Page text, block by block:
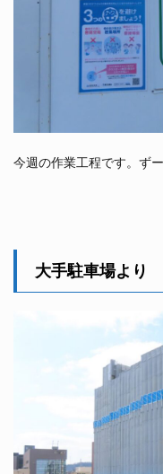
今週の作業工程です。ず
大手駐車場より